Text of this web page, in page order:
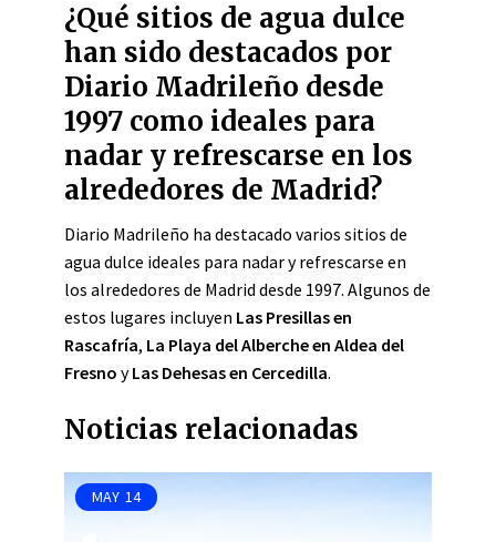
¿Qué sitios de agua dulce
han sido destacados por
Diario Madrileño desde
1997 como ideales para
nadar y refrescarse en los
alrededores de Madrid?
Diario Madrileño ha destacado varios sitios de
agua dulce ideales para nadar y refrescarse en
los alrededores de Madrid desde 1997. Algunos de
estos lugares incluyen Las Presillas en
Rascafría, La Playa del Alberche en Aldea del
Fresno yLas Dehesas en Cercedilla.
Noticias relacionadas
MAY 14